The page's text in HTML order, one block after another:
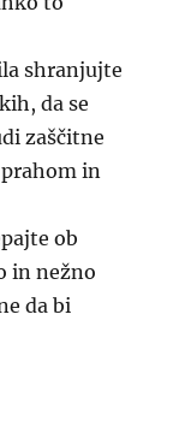
shranjujte
da se
zaščitne
in
ob
in nežno
da bi